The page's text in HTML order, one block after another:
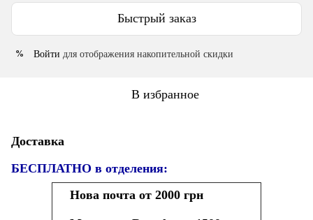
Быстрый заказ
% Войти для отображения накопительной скидки
В избранное
Доставка
БЕСПЛАТНО в отделения:
Нова почта от 2000 грн